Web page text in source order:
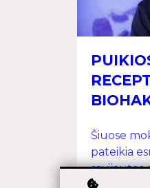
Šiuose
pateikia